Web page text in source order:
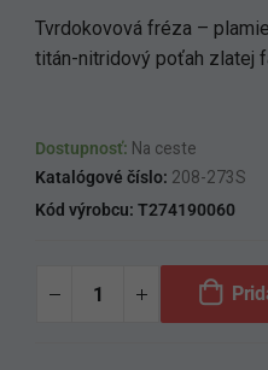
Tvrdokovová fréza –
titán-nitridový poťah zlatej
Dostupnosť: Na ceste
Katalógové číslo: 208-273S
Kód výrobcu: T274190060